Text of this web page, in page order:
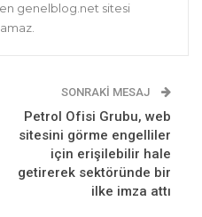
genelblog.net sitesi
SONRAKI MESAJ
Petrol Ofisi Grubu, web
sitesini görme engelliler
için erişilebilir hale
getirerek sektöründe bir
ilke imza attı